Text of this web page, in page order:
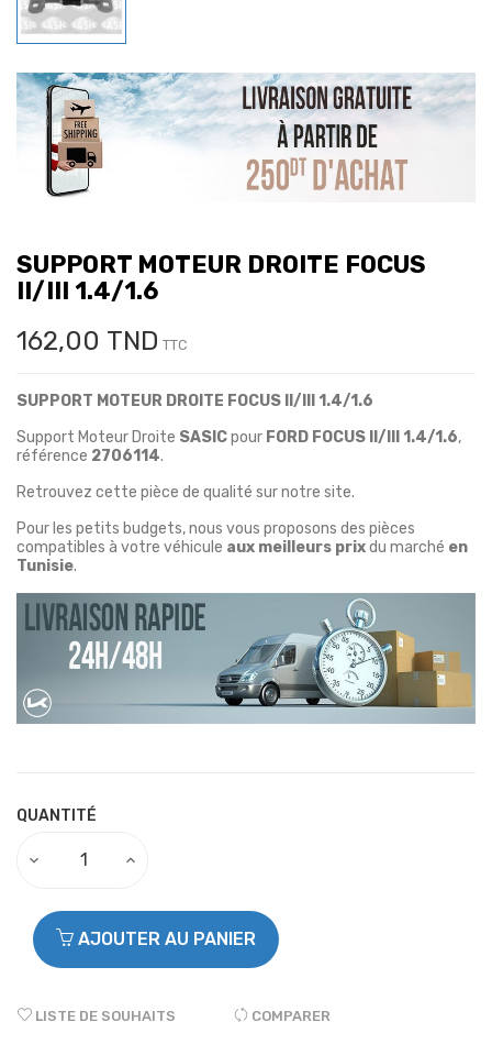
SUPPORT MOTEUR DROITE FOCUS
II/III 1.4/1.6
162,00 TND TTC
SUPPORT MOTEUR DROITE FOCUS II/III 1.4/1.6
Support Moteur Droite SASICpour FORD FOCUS II/III 1.4/1.6,
référence 2706114.
Retrouvez cette pièce de qualité sur notre site.
Pour les petits budgets, nous vous proposons des pièces
compatibles à votre véhicule aux meilleurs prixdu marché en
Tunisie.
QUANTITÉ
AJOUTER AU PANIER
LISTE DE SOUHAITS COMPARER